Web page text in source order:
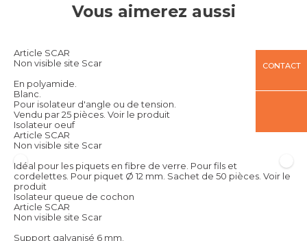
Vous aimerez aussi
Article SCAR
Non visible site Scar
En polyamide.
Blanc.
Pour isolateur d'angle ou de tension.
Vendu par 25 pièces. Voir le produit
Isolateur oeuf
Article SCAR
Non visible site Scar
Idéal pour les piquets en fibre de verre. Pour fils et
cordelettes. Pour piquet Ø 12 mm. Sachet de 50 pièces. Voir le
produit
Isolateur queue de cochon
Article SCAR
Non visible site Scar
Support galvanisé 6 mm.
CONTACT